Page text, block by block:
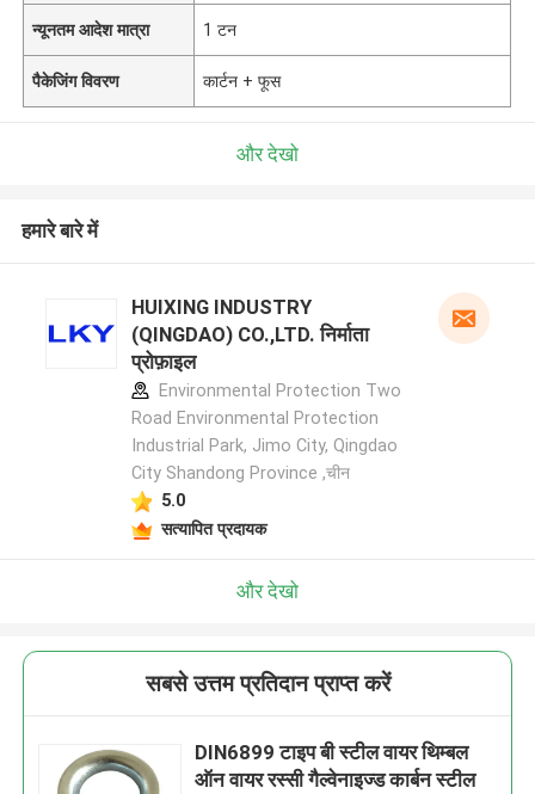
न्यूनतम आदेश मात्रा 1 टन
पैकेजिंग विवरण कार्टन + फूस
और देखो
हमारे बारे में
HUIXING INDUSTRY
(QINGDAO) CO.,LTD. निर्माता
प्रोफ़ाइल
Environmental Protection Two
Road Environmental Protection
Industrial Park, Jimo City, Qingdao
City Shandong Province ,चीन
5.0
सत्यापित प्रदायक
और देखो
सबसे उत्तम प्रतिदान प्राप्त करें
DIN6899 टाइप बी स्टील वायर थिम्बल
ऑन वायर रस्सी गैल्वेनाइज्ड कार्बन स्टील